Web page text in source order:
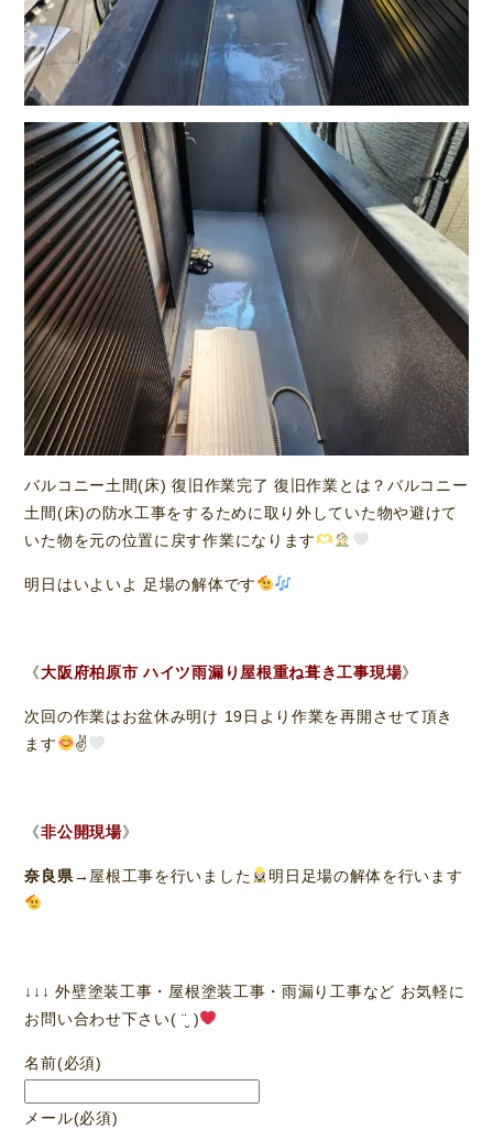
バルコニー土間(床) 復旧作業完了 復旧作業とは？バルコニー
土間(床)の防水工事をするために取り外していた物や避けて
いた物を元の位置に戻す作業になります
明日はいよいよ 足場の解体です
《大阪府柏原市 ハイツ雨漏り屋根重ね葺き工事現場》
次回の作業はお盆休み明け 19日より作業を再開させて頂き
ます
✌
《非公開現場》
奈良県→屋根工事を行いました 明日足場の解体を行います
↓↓↓ 外壁塗装工事・屋根塗装工事・雨漏り工事など お気軽に
お問い合わせ下さい( ¨̮ )
名前(必須)
メール(必須)